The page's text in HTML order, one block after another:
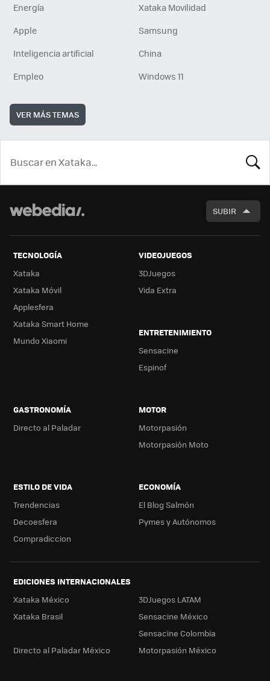
Energía
Xataka Movilidad
Apple
Samsung
Inteligencia artificial
China
Empleo
Windows 11
VER MÁS TEMAS
SUBIR
TECNOLOGÍA
Xataka
Xataka Móvil
Applesfera
Xataka Smart Home
Mundo Xiaomi
VIDEOJUEGOS
3DJuegos
Vida Extra
ENTRETENIMIENTO
Sensacine
Espinof
GASTRONOMÍA
Directo al Paladar
MOTOR
Motorpasión
Motorpasión Moto
ESTILO DE VIDA
Trendencias
Decoesfera
Compradiccion
ECONOMÍA
El Blog Salmón
Pymes y Autónomos
EDICIONES INTERNACIONALES
Xataka México
Xataka Brasil
3DJuegos LATAM
Sensacine México
Sensacine Colombia
Directo al Paladar México
Motorpasión México